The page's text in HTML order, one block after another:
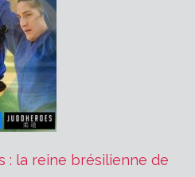
: la reine brésilienne de